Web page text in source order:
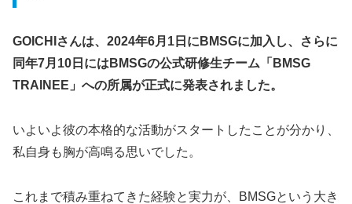
GOICHIさんは、2024年6月1日にBMSGに加入し、さらに
同年7月10日にはBMSGの公式研修生チーム「BMSG
TRAINEE」への所属が正式に発表されました。
いよいよ彼の本格的な活動がスタートしたことが分かり、
私自身も胸が高鳴る思いでした。
これまで積み重ねてきた経験と実力が、BMSGという大き